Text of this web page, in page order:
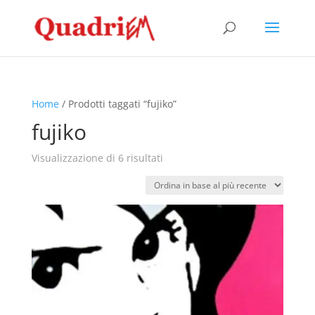
Home/ Prodotti taggati “fujiko”
fujiko
Visualizzazione di 6 risultatiOrdina
base
al
più
recente